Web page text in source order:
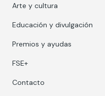
Arte y cultura
Educación y divulgación
Premios y ayudas
FSE+
Contacto